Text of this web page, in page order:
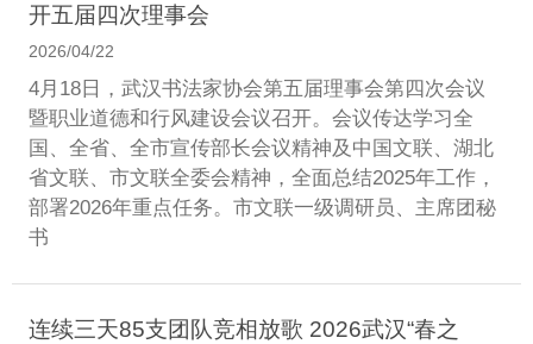
开五届四次理事会
2026/04/22
4月18日，武汉书法家协会第五届理事会第四次会议
暨职业道德和行风建设会议召开。会议传达学习全
国、全省、全市宣传部长会议精神及中国文联、湖北
省文联、市文联全委会精神，全面总结2025年工作，
部署2026年重点任务。市文联一级调研员、主席团秘
书
连续三天85支团队竞相放歌 2026武汉“春之